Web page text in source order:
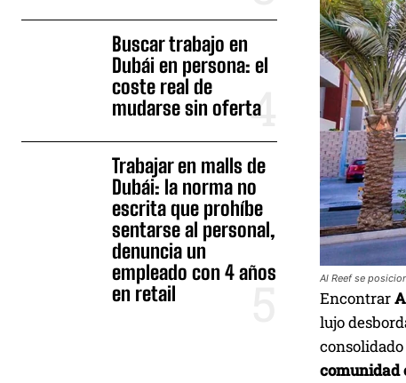
Buscar trabajo en
Dubái en persona: el
coste real de
mudarse sin oferta
Trabajar en malls de
Dubái: la norma no
escrita que prohíbe
sentarse al personal,
denuncia un
empleado con 4 años
en retail
Al Reef se
Encontrar
lujo
comunidad